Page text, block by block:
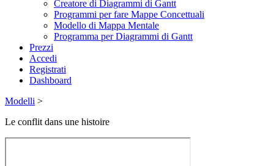
Creatore di Diagrammi di Gantt
Programmi per fare Mappe Concettuali
Modello di Mappa Mentale
Programma per Diagrammi di Gantt
Prezzi
Accedi
Registrati
Dashboard
Modelli >
Le conflit dans une histoire